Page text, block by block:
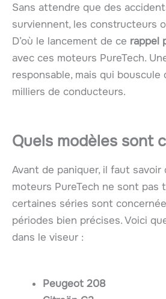
Sans attendre que des
surviennent, les constructeurs
D’où le lancement de ce rappel
avec ces moteurs PureTech.
responsable, mais qui bouscule
milliers de conducteurs.
Quels modèles sont
Avant de paniquer, il faut savoir
moteurs PureTech ne sont pas
certaines séries sont
périodes bien précises. Voici
dans le viseur :
Peugeot 208